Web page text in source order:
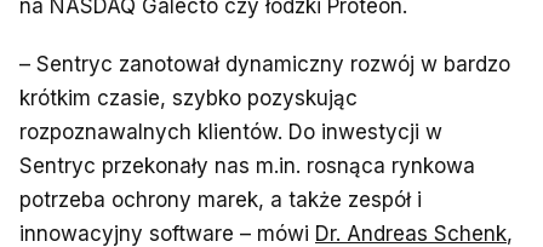
na NASDAQ Galecto czy łódzki Proteon.
– Sentryc zanotował dynamiczny rozwój w bardzo
krótkim czasie, szybko pozyskując
rozpoznawalnych klientów. Do inwestycji w
Sentryc przekonały nas m.in. rosnąca rynkowa
potrzeba ochrony marek, a także zespół i
innowacyjny software – mówi Dr. Andreas Schenk,